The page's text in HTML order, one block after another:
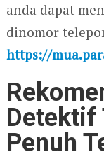
anda dapat
dinomor
https://
Detektif
Penuh